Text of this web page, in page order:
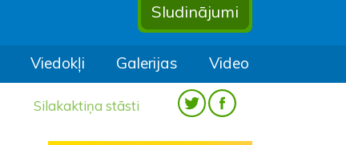
Sludinājumi
Viedokļi Galerijas Video
Silakaktiņa stāsti